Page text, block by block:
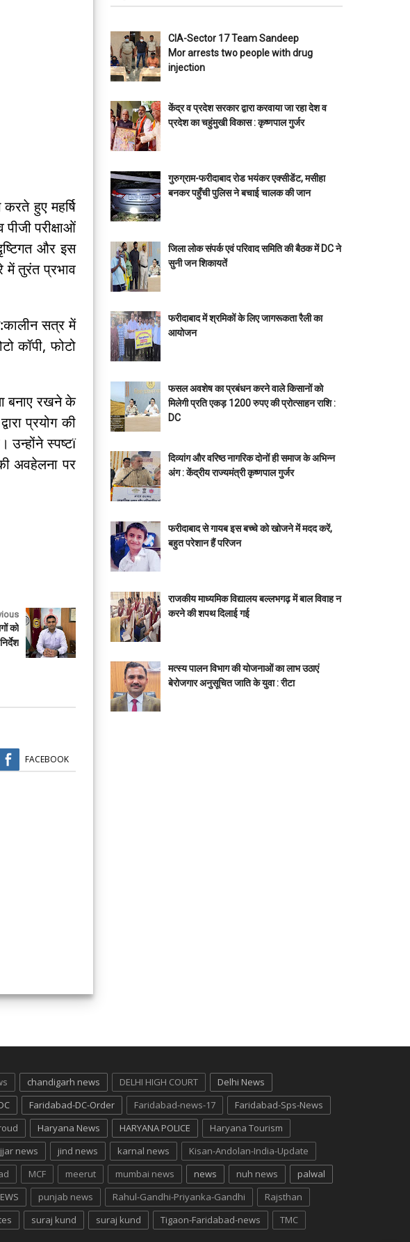
हुए महर्षि
परीक्षाओं
और इस
में तुरंत प्रभाव
सत्र में
कॉपी, फोटो
बनाए रखने के
प्रयोग की
उन्होंने स्पष्टï
अवहेलना पर
को
FACEBOOK
CIA-Sector 17 Team Sandeep
Mor arrests two people with drug
injection
केंद्र व प्रदेश सरकार द्वारा करवाया जा रहा देश व
प्रदेश का चहुंमुखी विकास : कृष्णपाल गुर्जर
गुरुग्राम-फरीदाबाद रोड भयंकर एक्सीडेंट, मसीहा
बनकर पहुँची पुलिस ने बचाई चालक की जान
जिला लोक संपर्क एवं परिवाद समिति की बैठक में DC ने
सुनी जन शिकायतें
फरीदाबाद में श्रमिकों के लिए जागरूकता रैली का
आयोजन
फसल अवशेष का प्रबंधन करने वाले किसानों को
मिलेगी प्रति एकड़ 1200 रुपए की प्रोत्साहन राशि :
DC
दिव्यांग और वरिष्ठ नागरिक दोनों ही समाज के अभिन्न
अंग : केंद्रीय राज्यमंत्री कृष्णपाल गुर्जर
फरीदाबाद से गायब इस बच्चे को खोजने में मदद करें,
बहुत परेशान हैं परिजन
राजकीय माध्यमिक विद्यालय बल्लभगढ़ में बाल विवाह न
करने की शपथ दिलाई गई
मत्स्य पालन विभाग की योजनाओं का लाभ उठाएं
बेरोजगार अनुसूचित जाति के युवा : रीटा
chandigarh news DELHI HIGH COURT
Delhi News
Faridabad-DC-Order Faridabad-news-17
Faridabad-Sps-News
Haryana News HARYANA POLICE
Haryana Tourism
news jind news karnal news
Kisan-Andolan-India-Update
MCF meerut mumbai news news nuh news
palwal
punjab news Rahul-Gandhi-Priyanka-Gandhi
Rajsthan
suraj kund suraj kund Tigaon-Faridabad-news
TMC